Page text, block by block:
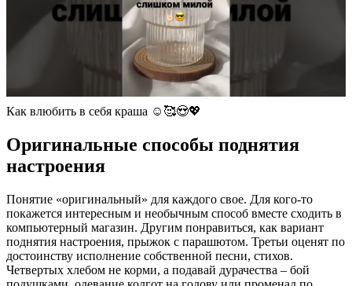
Как влюбить в себя краша ☺️🥰😍💖
Оригинальные способы поднятия
настроения
Понятие «оригинальный» для каждого свое. Для кого-то
покажется интересным и необычным способ вместе сходить в
компьютерный магазин. Другим понравиться, как вариант
поднятия настроения, прыжок с парашютом. Третьи оценят по
достоинству исполнение собственной песни, стихов.
Четвертых хлебом не корми, а подавай дурачества – бой